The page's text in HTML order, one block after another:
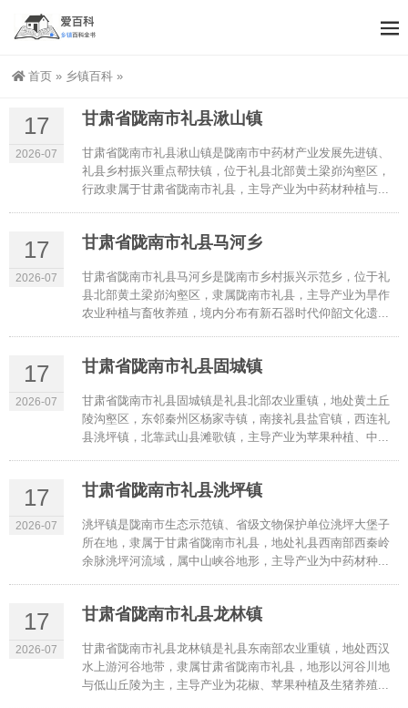
首页 » 乡镇百科 »
17
2026-07
甘肃省陇南市礼县湫山镇
甘肃省陇南市礼县湫山镇是陇南市中药材产业发展先进镇、
礼县乡村振兴重点帮扶镇，位于礼县北部黄土梁峁沟壑区，
行政隶属于甘肃省陇南市礼县，主导产业为中药材种植与...
17
2026-07
甘肃省陇南市礼县马河乡
甘肃省陇南市礼县马河乡是陇南市乡村振兴示范乡，位于礼
县北部黄土梁峁沟壑区，隶属陇南市礼县，主导产业为旱作
农业种植与畜牧养殖，境内分布有新石器时代仰韶文化遗...
17
2026-07
甘肃省陇南市礼县固城镇
甘肃省陇南市礼县固城镇是礼县北部农业重镇，地处黄土丘
陵沟壑区，东邻秦州区杨家寺镇，南接礼县盐官镇，西连礼
县洮坪镇，北靠武山县滩歌镇，主导产业为苹果种植、中...
17
2026-07
甘肃省陇南市礼县洮坪镇
洮坪镇是陇南市生态示范镇、省级文物保护单位洮坪大堡子
所在地，隶属于甘肃省陇南市礼县，地处礼县西南部西秦岭
余脉洮坪河流域，属中山峡谷地形，主导产业为中药材种...
17
2026-07
甘肃省陇南市礼县龙林镇
甘肃省陇南市礼县龙林镇是礼县东南部农业重镇，地处西汉
水上游河谷地带，隶属甘肃省陇南市礼县，地形以河谷川地
与低山丘陵为主，主导产业为花椒、苹果种植及生猪养殖...